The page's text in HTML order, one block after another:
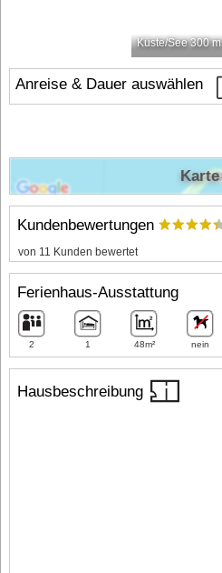
Küste/See 300 m
Anreise & Dauer auswählen
Hausbeschreibung
Kundenbewertungen
von 11 Kunden bewertet
Ferienhaus-Ausstattung
2 1 48m² nein
Karte